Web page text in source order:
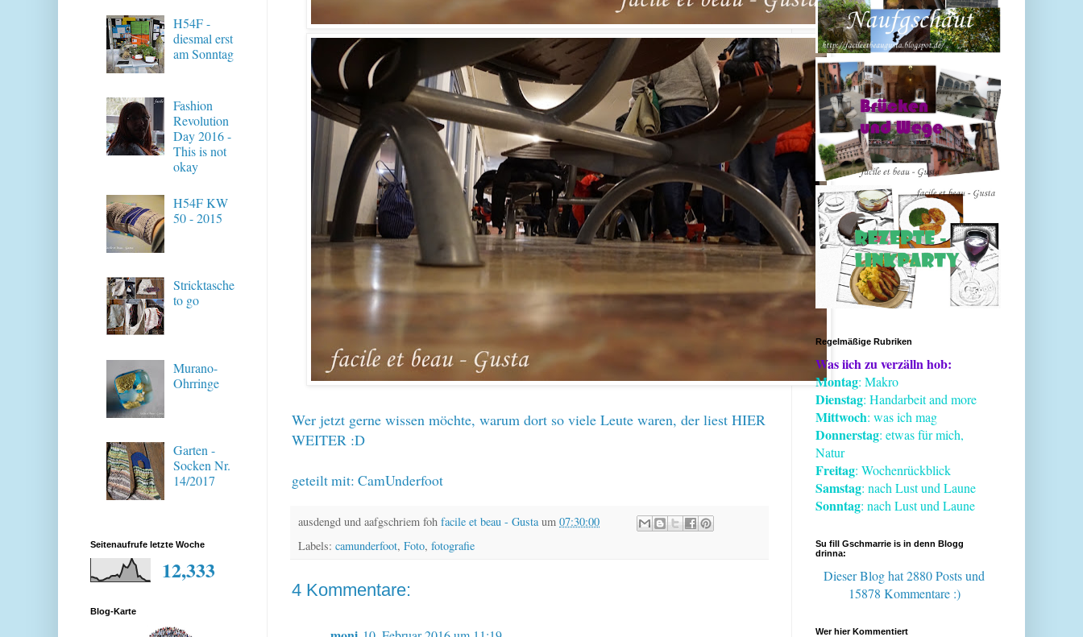
Wer jetzt gerne wissen möchte, warum dort so viele Leute waren, der liest HIER
WEITER :D
geteilt mit: CamUnderfoot
ausdengd und aafgschriem foh facile et beau - Gusta um 07:30:00
Labels: camunderfoot, Foto, fotografie
4 Kommentare:
H54F -
diesmal erst
am Sonntag
Fashion
Revolution
Day 2016 -
This is not
okay
H54F KW
50 - 2015
Stricktasche
to go
Murano-
Ohrringe
Garten -
Socken Nr.
14/2017
Seitenaufrufe letzte Woche
12,333
Blog-Karte
Regelmäßige Rubriken
Was iich zu verzälln hob:
Montag: Makro
Dienstag: Handarbeit and more
Mittwoch: was ich mag
Donnerstag: etwas für mich,
Natur
Freitag: Wochenrückblick
Samstag: nach Lust und Laune
Sonntag: nach Lust und Laune
Su fill Gschmarrie is in denn Blogg
drinna:
Dieser Blog hat 2880 Postsund
15878 Kommentare :)
Wer hier Kommentiert